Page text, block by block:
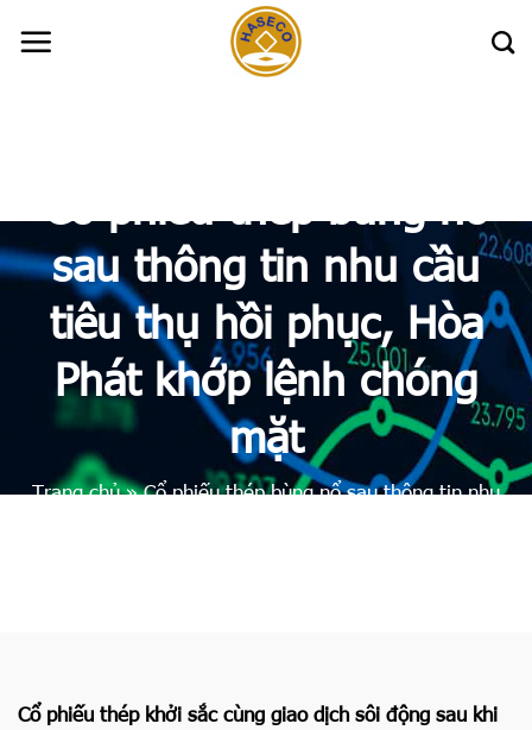
Cổ phiếu thép bùng nổ
sau thông tin nhu cầu
tiêu thụ hồi phục, Hòa
Phát khớp lệnh chóng
mặt
Trang chủ»Cổ phiếu thép bùng nổ sau thông tin nhu
Cổ phiếu thép khởi sắc cùng giao dịch sôi động sau khi